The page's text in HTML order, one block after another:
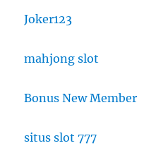
Joker123
mahjong slot
Bonus New Member
situs slot 777